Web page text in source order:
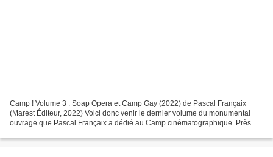
Camp ! Volume 3 : Soap Opera et Camp Gay (2022) de Pascal Françaix
(Marest Éditeur, 2022) Voici donc venir le dernier volume du monumental
ouvrage que Pascal Françaix a dédié au Camp cinématographique. Près de